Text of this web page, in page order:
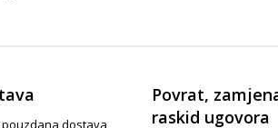
pouzdana dostava
Povrat,
raskid ugovora